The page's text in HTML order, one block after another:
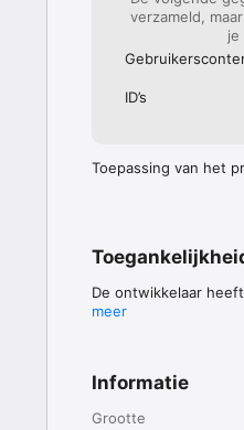
verzameld,
je
ID’s
Toepassing van het
De ontwikkelaar
meer
Informatie
Grootte